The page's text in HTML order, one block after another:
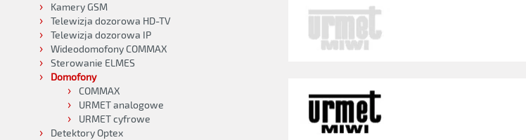
Kamery GSM
Telewizja dozorowa HD-TV
Telewizja dozorowa IP
Wideodomofony COMMAX
Sterowanie ELMES
Domofony
COMMAX
URMET analogowe
URMET cyfrowe
Detektory Optex